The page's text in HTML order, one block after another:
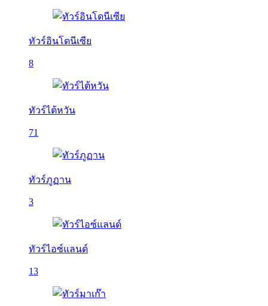
ทัวร์อินโดนีเซีย
8
ทัวร์ไต้หวัน
71
ทัวร์ภูฏาน
3
ทัวร์ไอซ์แลนด์
13